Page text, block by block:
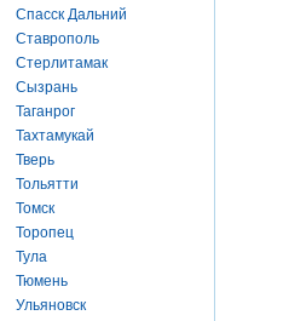
Спасск Дальний
Ставрополь
Стерлитамак
Сызрань
Таганрог
Тахтамукай
Тверь
Тольятти
Томск
Торопец
Тула
Тюмень
Ульяновск